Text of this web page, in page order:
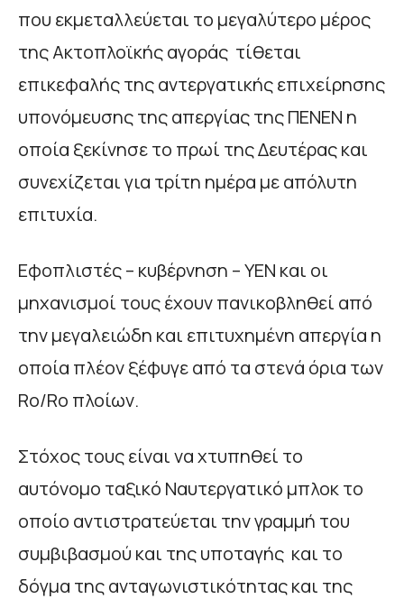
που εκμεταλλεύεται το μεγαλύτερο μέρος
της Ακτοπλοϊκής αγοράς τίθεται
επικεφαλής της αντεργατικής επιχείρησης
υπονόμευσης της απεργίας της ΠΕΝΕΝ η
οποία ξεκίνησε το πρωί της Δευτέρας και
συνεχίζεται για τρίτη ημέρα με απόλυτη
επιτυχία.
Εφοπλιστές – κυβέρνηση – ΥΕΝ και οι
μηχανισμοί τους έχουν πανικοβληθεί από
την μεγαλειώδη και επιτυχημένη απεργία η
οποία πλέον ξέφυγε από τα στενά όρια των
Ro/Ro πλοίων.
Στόχος τους είναι να χτυπηθεί το
αυτόνομο ταξικό Ναυτεργατικό μπλοκ το
οποίο αντιστρατεύεται την γραμμή του
συμβιβασμού και της υποταγής και το
δόγμα της ανταγωνιστικότητας και της